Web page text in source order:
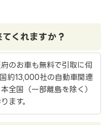
くれますか？
のお車も無料で引取に伺
約13,000社の自動車関連
全国（一部離島を除く）
ます。